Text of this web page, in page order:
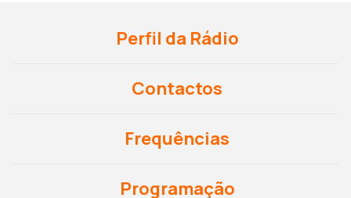
Perfil da Rádio
Contactos
Frequências
Programação